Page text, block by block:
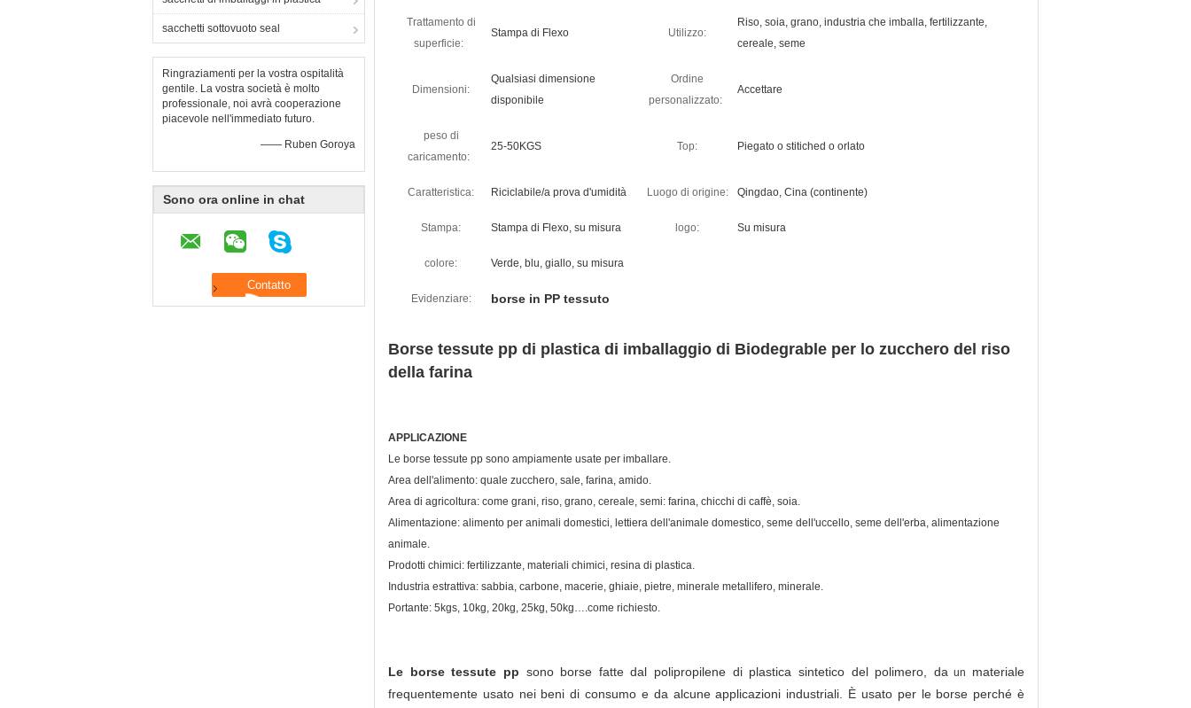
sacchetti sottovuoto seal
Ringraziamenti per la vostra ospitalità
gentile. La vostra società è molto
professionale, noi avrà cooperazione
piacevole nell'immediato futuro.
—— Ruben Goroya
Sono ora online in chat
Trattamento di
superficie:
Stampa di Flexo Utilizzo:
Riso, soia, grano, industria che imballa, fertilizzante,
cereale, seme
Dimensioni:
Qualsiasi dimensione
disponibile
Ordine
personalizzato:
Accettare
peso di
caricamento:
25-50KGS Top: Piegato o stitiched o orlato
Caratteristica: Riciclabile/a prova d'umidità Luogo di origine: Qingdao, Cina (continente)
Stampa: Stampa di Flexo, su misura logo: Su misura
colore: Verde, blu, giallo, su misura
Evidenziare: borse in PP tessuto
Borse tessute pp di plastica di imballaggio di Biodegrable per lo zucchero del riso
della farina
APPLICAZIONE
Le borse tessute pp sono ampiamente usate per imballare.
Area dell'alimento: quale zucchero, sale, farina, amido.
Area di agricoltura: come grani, riso, grano, cereale, semi: farina, chicchi di caffè, soia.
Alimentazione: alimento per animali domestici, lettiera dell'animale domestico, seme dell'uccello, seme dell'erba, alimentazione
animale.
Prodotti chimici: fertilizzante, materiali chimici, resina di plastica.
Industria estrattiva: sabbia, carbone, macerie, ghiaie, pietre, minerale metallifero, minerale.
Portante: 5kgs, 10kg, 20kg, 25kg, 50kg….come richiesto.
Le borse tessute pp sono borse fatte dal polipropilene di plastica sintetico del polimero, daun materiale
frequentemente usato nei beni di consumo e da alcune applicazioni industriali. È usato per le borse perché è